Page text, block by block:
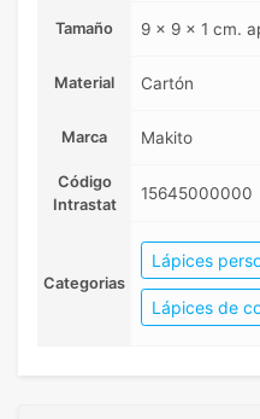
Tamaño 9 x 9 x 1 cm.
Material Cartón
Marca Makito
Código
Intrastat
15645000000
Categorias
Lápices
Lápices de